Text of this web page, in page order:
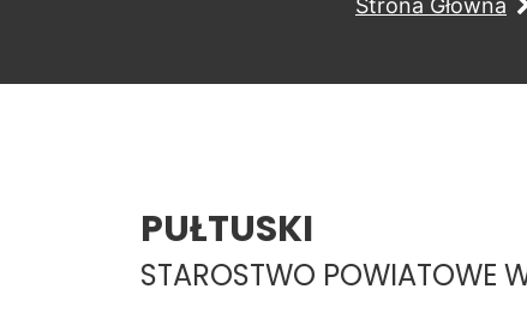
Strona Główna
PUŁTUSKI
STAROSTWO POWIATOWE